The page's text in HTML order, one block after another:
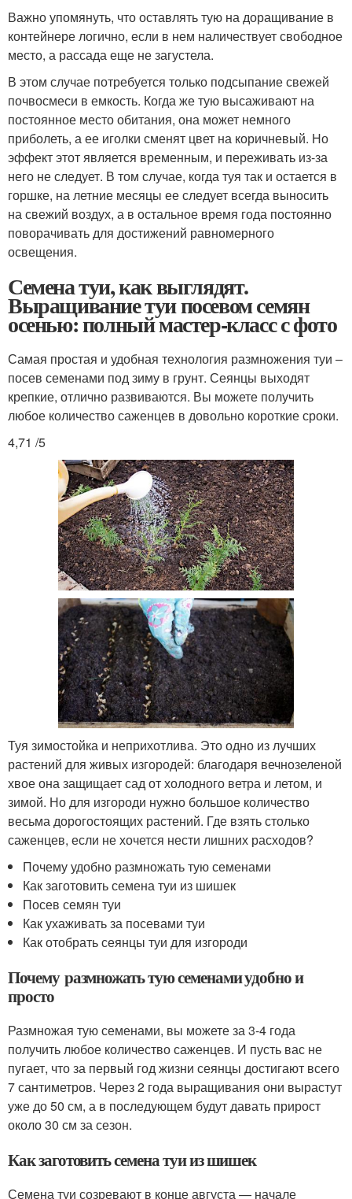
Важно упомянуть, что оставлять тую на доращивание в
контейнере логично, если в нем наличествует свободное
место, а рассада еще не загустела.
В этом случае потребуется только подсыпание свежей
почвосмеси в емкость. Когда же тую высаживают на
постоянное место обитания, она может немного
приболеть, а ее иголки сменят цвет на коричневый. Но
эффект этот является временным, и переживать из-за
него не следует. В том случае, когда туя так и остается в
горшке, на летние месяцы ее следует всегда выносить
на свежий воздух, а в остальное время года постоянно
поворачивать для достижений равномерного
освещения.
Семена туи, как выглядят.
Выращивание туи посевом семян
осенью: полный мастер-класс с фото
Самая простая и удобная технология размножения туи –
посев семенами под зиму в грунт. Сеянцы выходят
крепкие, отлично развиваются. Вы можете получить
любое количество саженцев в довольно короткие сроки.
4,71 /5
Туя зимостойка и неприхотлива. Это одно из лучших
растений для живых изгородей: благодаря вечнозеленой
хвое она защищает сад от холодного ветра и летом, и
зимой. Но для изгороди нужно большое количество
весьма дорогостоящих растений. Где взять столько
саженцев, если не хочется нести лишних расходов?
Почему удобно размножать тую семенами
Как заготовить семена туи из шишек
Посев семян туи
Как ухаживать за посевами туи
Как отобрать сеянцы туи для изгороди
Почему размножать тую семенами удобно и
просто
Размножая тую семенами, вы можете за 3-4 года
получить любое количество саженцев. И пусть вас не
пугает, что за первый год жизни сеянцы достигают всего
7 сантиметров. Через 2 года выращивания они вырастут
уже до 50 см, а в последующем будут давать прирост
около 30 см за сезон.
Как заготовить семена туи из шишек
Семена туи созревают в конце августа — начале